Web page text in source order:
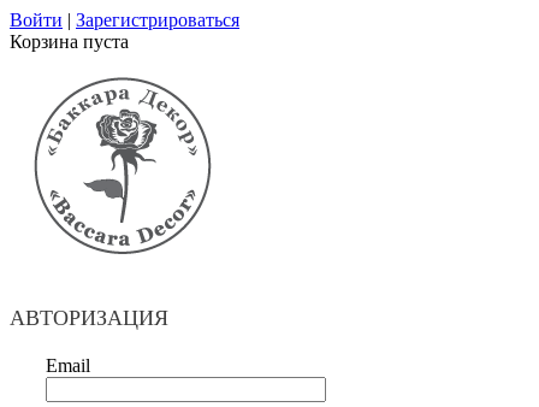
Войти | Зарегистрироваться
Корзина пуста
АВТОРИЗАЦИЯ
Email